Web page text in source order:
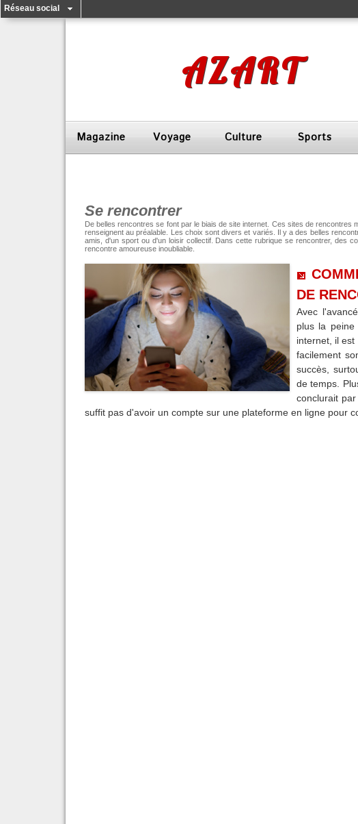
Réseau social
AZART
Magazine Voyage Culture Sports
Se rencontrer
De belles rencontres se font par le biais de site internet. Ces sites de
renseignent au préalable. Les choix sont divers et variés. Il y a des belles
amis, d'un sport ou d'un loisir collectif. Dans cette rubrique se rencontrer, des
rencontre amoureuse inoubliable.
DE
Avec
plus la
internet, il
facilement
succès,
de temps.
conclurait
suffit pas d'avoir un compte sur une plateforme en ligne pour